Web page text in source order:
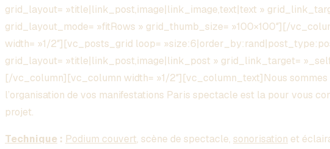
grid_layout= »title|link_post,image|link_image,text|text »
grid_layout_mode= »fitRows » grid_thumb_size= »100×100″][/
width= »1/2″][vc_posts_grid loop=
grid_layout= »title|link_post,image|link_post » grid_link_target=
[/vc_column][vc_column width= »1/2″][vc_column_text]Nous sommes
l’organisation de vos manifestations Paris spectacle est la pour vous
projet.
Technique : Podium couvert, scène de spectacle, sonorisation et